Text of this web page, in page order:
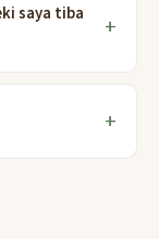
saya tiba